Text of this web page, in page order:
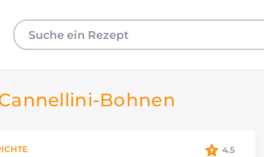
Bohnen
4.5